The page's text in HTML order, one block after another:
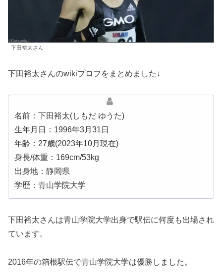
下田裕太さん
下田裕太さんのwikiプロフをまとめました↓
名前：下田裕太(しもだ ゆうた)
生年月日：1996年3月31日
年齢：27歳(2023年10月現在)
身長/体重：169cm/53kg
出身地：静岡県
学歴：青山学院大学
下田裕太さんは青山学院大学出身で駅伝に何度も出場され
ています。
2016年の箱根駅伝で青山学院大学は優勝しました。